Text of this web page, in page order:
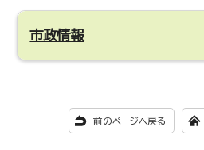
市政情報
前のページへ戻る